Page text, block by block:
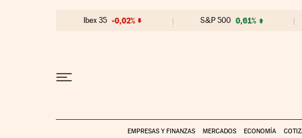
Ibex 35 -0,02% S&P 500 0,61%
EMPRESAS Y FINANZAS MERCADOS ECONOMÍA